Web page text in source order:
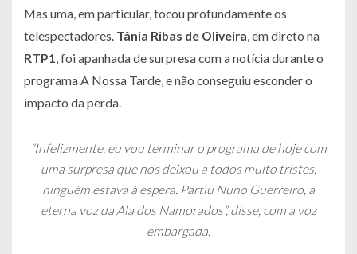
Mas uma, em particular, tocou profundamente os
telespectadores. Tânia Ribas de Oliveira, em direto na
RTP1, foi apanhada de surpresa com a notícia durante o
programaA Nossa Tarde, e não conseguiu esconder o
impacto da perda.
“Infelizmente, eu vou terminar o programa de hoje com
uma surpresa que nos deixou a todos muito tristes,
ninguém estava à espera. Partiu Nuno Guerreiro, a
eterna voz da Ala dos Namorados”, disse, com a voz
embargada.